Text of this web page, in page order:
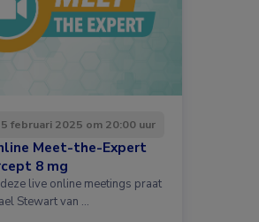
februari 2025 om 20:00 uur
Meet-the-Expert
8 mg
live online meetings praat
Stewart van …